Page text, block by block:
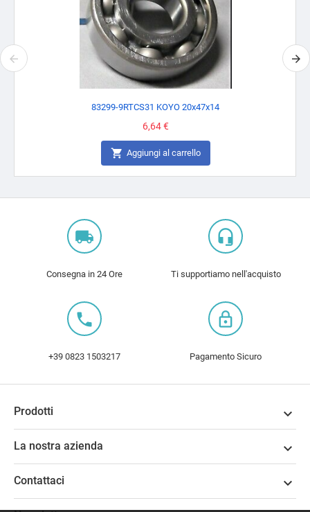
83299-9RTCS31 KOYO 20x47x14
Prezzo
6,64 €
 Aggiungi al carrello
local_shipping
Consegna in 24 Ore
headset_mic
Ti supportiamo nell'acquisto
local_phone
+39 0823 1503217
lock_outline
Pagamento Sicuro
Prodotti 
La nostra azienda 
Contattaci 